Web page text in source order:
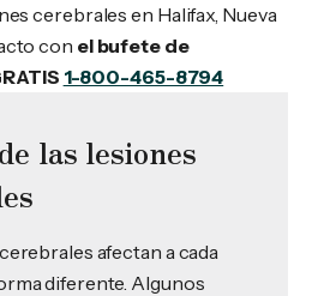
cerebrales en Halifax, Nueva
con el bufete de
1-800-465-8794
las lesiones
afectan a cada
diferente. Algunos